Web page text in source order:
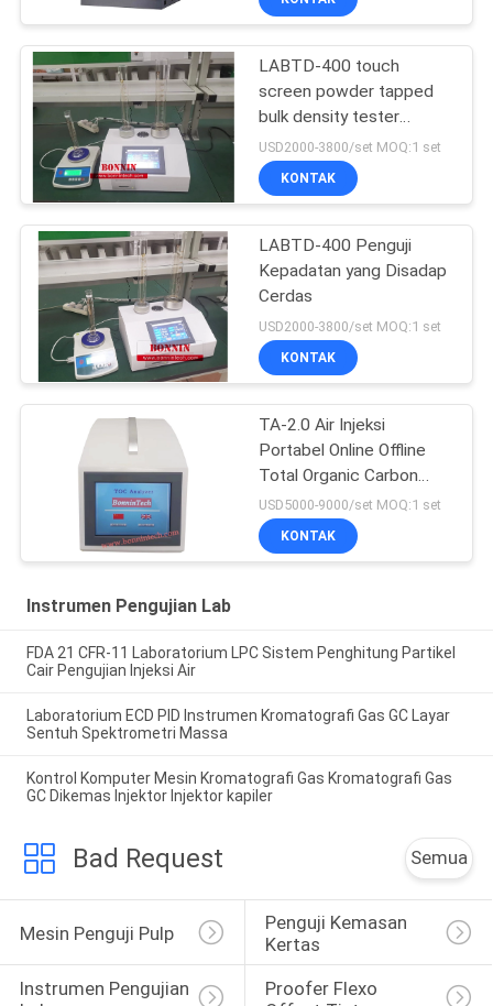
LABTD-400 touch
screen powder tapped
bulk density tester
(penguji kepadatan besar
bubuk)
USD2000-3800/set MOQ:1 set
KONTAK
LABTD-400 Penguji
Kepadatan yang Disadap
Cerdas
USD2000-3800/set MOQ:1 set
KONTAK
TA-2.0 Air Injeksi
Portabel Online Offline
Total Organic Carbon
Analyzer TOC Tester
USD5000-9000/set MOQ:1 set
KONTAK
Instrumen Pengujian Lab
FDA 21 CFR-11 Laboratorium LPC Sistem Penghitung Partikel
Cair Pengujian Injeksi Air
Laboratorium ECD PID Instrumen Kromatografi Gas GC Layar
Sentuh Spektrometri Massa
Kontrol Komputer Mesin Kromatografi Gas Kromatografi Gas
GC Dikemas Injektor Injektor kapiler
Bad Request Semua
Mesin Penguji Pulp
Penguji Kemasan
Kertas
Instrumen Pengujian
Proofer Flexo